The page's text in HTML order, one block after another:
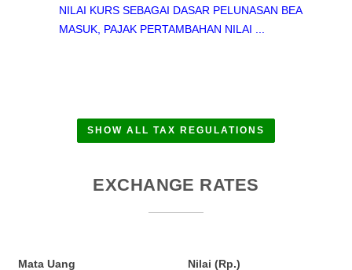
NILAI KURS SEBAGAI DASAR PELUNASAN BEA
MASUK, PAJAK PERTAMBAHAN NILAI ...
SHOW ALL TAX REGULATIONS
EXCHANGE RATES
Mata Uang Nilai (Rp.)